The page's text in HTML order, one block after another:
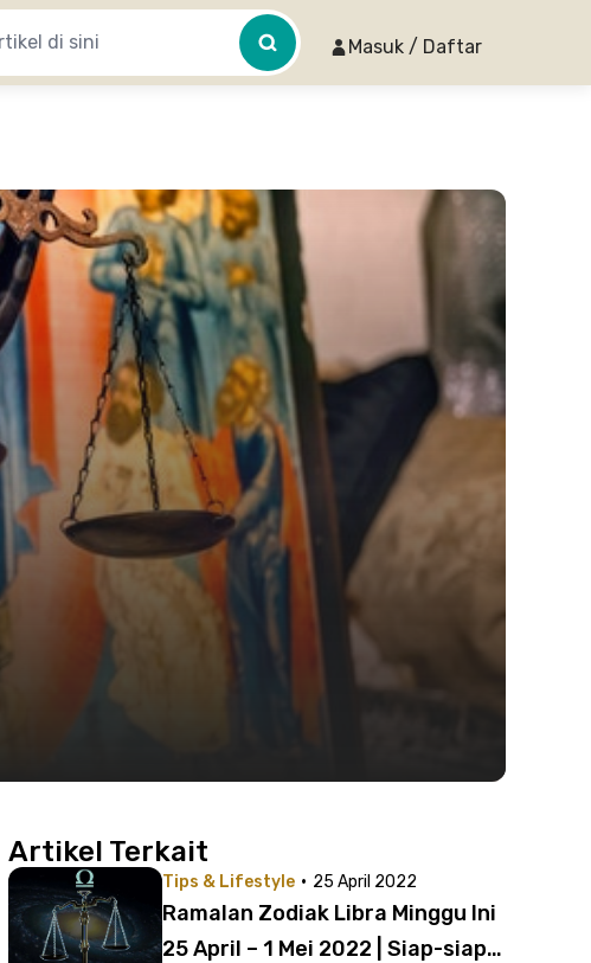
Masuk / Daftar
Artikel Terkait
Tips & Lifestyle · 25 April 2022
Ramalan Zodiak Libra Minggu Ini
25 April – 1 Mei 2022 | Siap-siap